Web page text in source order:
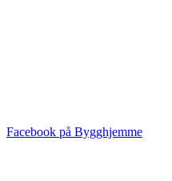
Facebook på Bygghjemme